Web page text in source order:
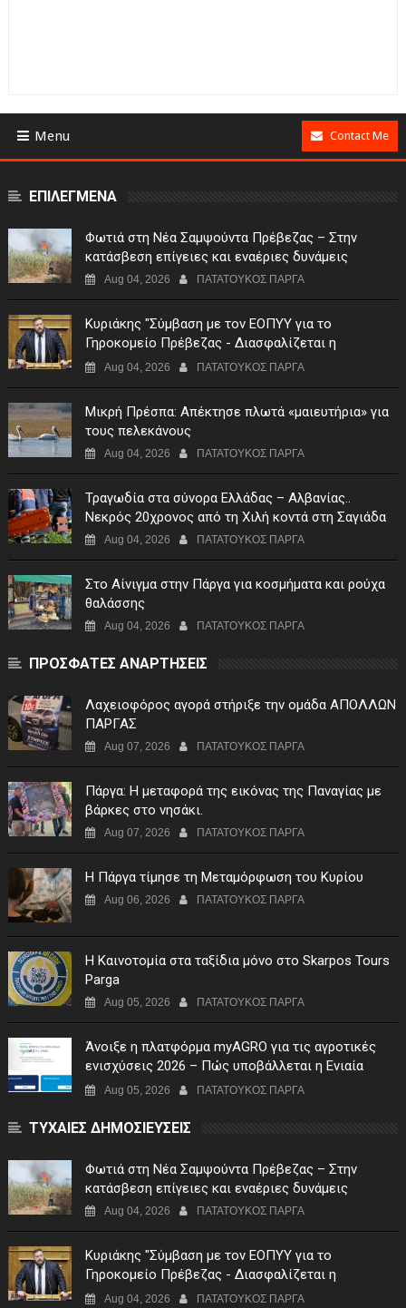
Menu Contact Me
ΕΠΙΛΕΓΜΕΝΑ
Φωτιά στη Νέα Σαμψούντα Πρέβεζας – Στην
κατάσβεση επίγειες και εναέριες δυνάμεις
Aug 04, 2026 ΠΑΤΑΤΟΥΚΟΣ ΠΑΡΓΑ
Κυριάκης "Σύμβαση με τον ΕΟΠΥΥ για το
Γηροκομείο Πρέβεζας - Διασφαλίζεται η
χρηματοδότηση της λειτουργίας του"
Aug 04, 2026 ΠΑΤΑΤΟΥΚΟΣ ΠΑΡΓΑ
Μικρή Πρέσπα: Απέκτησε πλωτά «μαιευτήρια» για
τους πελεκάνους
Aug 04, 2026 ΠΑΤΑΤΟΥΚΟΣ ΠΑΡΓΑ
Τραγωδία στα σύνορα Ελλάδας – Αλβανίας..
Νεκρός 20χρονος από τη Χιλή κοντά στη Σαγιάδα
Aug 04, 2026 ΠΑΤΑΤΟΥΚΟΣ ΠΑΡΓΑ
Στο Αίνιγμα στην Πάργα για κοσμήματα και ρούχα
θαλάσσης
Aug 04, 2026 ΠΑΤΑΤΟΥΚΟΣ ΠΑΡΓΑ
ΠΡΟΣΦΑΤΕΣ ΑΝΑΡΤΗΣΕΙΣ
Λαχειοφόρος αγορά στήριξε την ομάδα ΑΠΟΛΛΩΝ
ΠΑΡΓΑΣ
Aug 07, 2026 ΠΑΤΑΤΟΥΚΟΣ ΠΑΡΓΑ
Πάργα: Η μεταφορά της εικόνας της Παναγίας με
βάρκες στο νησάκι.
Aug 07, 2026 ΠΑΤΑΤΟΥΚΟΣ ΠΑΡΓΑ
Η Πάργα τίμησε τη Μεταμόρφωση του Κυρίου
Aug 06, 2026 ΠΑΤΑΤΟΥΚΟΣ ΠΑΡΓΑ
Η Καινοτομία στα ταξίδια μόνο στο Skarpos Tours
Parga
Aug 05, 2026 ΠΑΤΑΤΟΥΚΟΣ ΠΑΡΓΑ
Άνοιξε η πλατφόρμα myAGRO για τις αγροτικές
ενισχύσεις 2026 – Πώς υποβάλλεται η Ενιαία
Αίτηση Ενίσχυσης
Aug 05, 2026 ΠΑΤΑΤΟΥΚΟΣ ΠΑΡΓΑ
ΤΥΧΑΙΕΣ ΔΗΜΟΣΙΕΥΣΕΙΣ
Φωτιά στη Νέα Σαμψούντα Πρέβεζας – Στην
κατάσβεση επίγειες και εναέριες δυνάμεις
Aug 04, 2026 ΠΑΤΑΤΟΥΚΟΣ ΠΑΡΓΑ
Κυριάκης "Σύμβαση με τον ΕΟΠΥΥ για το
Γηροκομείο Πρέβεζας - Διασφαλίζεται η
χρηματοδότηση της λειτουργίας του"
Aug 04, 2026 ΠΑΤΑΤΟΥΚΟΣ ΠΑΡΓΑ